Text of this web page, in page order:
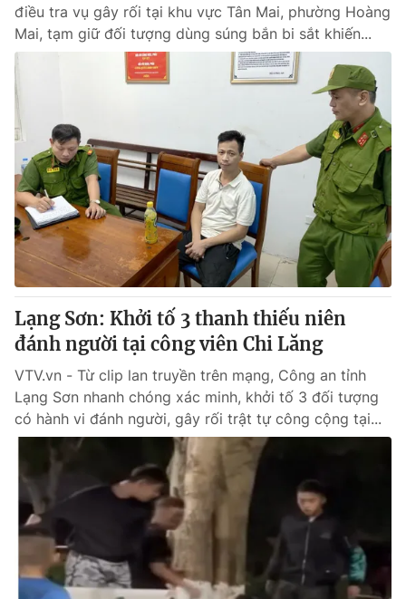
điều tra vụ gây rối tại khu vực Tân Mai, phường Hoàng
Mai, tạm giữ đối tượng dùng súng bắn bi sắt khiến...
Lạng Sơn: Khởi tố 3 thanh thiếu niên
đánh người tại công viên Chi Lăng
VTV.vn - Từ clip lan truyền trên mạng, Công an tỉnh
Lạng Sơn nhanh chóng xác minh, khởi tố 3 đối tượng
có hành vi đánh người, gây rối trật tự công cộng tại...